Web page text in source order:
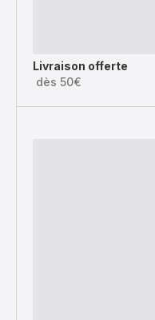
Livraison offerte
dès 50€